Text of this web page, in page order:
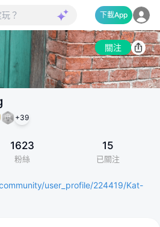
下載App
關注
+39
1623
粉絲
15
已關注
user_profile/224419/Kat-